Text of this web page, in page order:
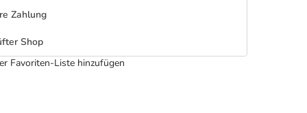
Zahlung
Shop
Favoriten-Liste hinzufügen